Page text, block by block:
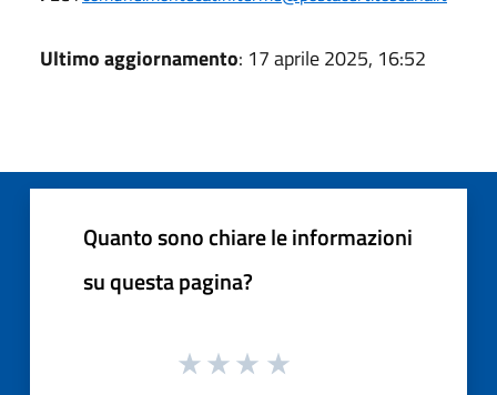
Ultimo aggiornamento: 17 aprile 2025, 16:52
Quanto sono chiare le informazioni
su questa pagina?